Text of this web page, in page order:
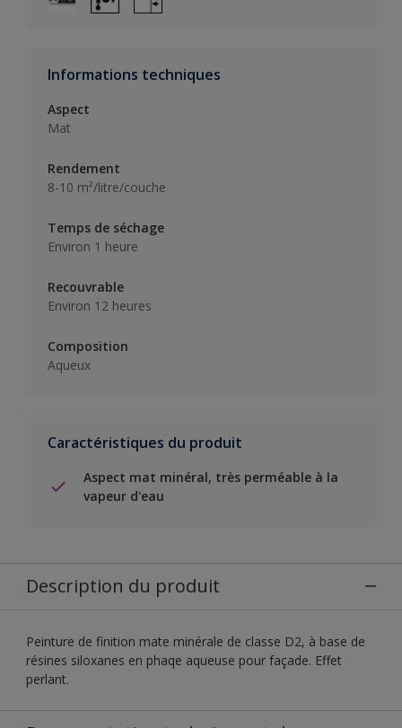
Informations techniques
Aspect
Mat
Rendement
8-10 m²/litre/couche
Temps de séchage
Environ 1 heure
Recouvrable
Environ 12 heures
Composition
Aqueux
Caractéristiques du produit
Aspect mat minéral, très perméable à la
vapeur d'eau
Description du produit
Peinture de finition mate minérale de classe D2, à base de
résines siloxanes en phaqe aqueuse pour façade. Effet
perlant.